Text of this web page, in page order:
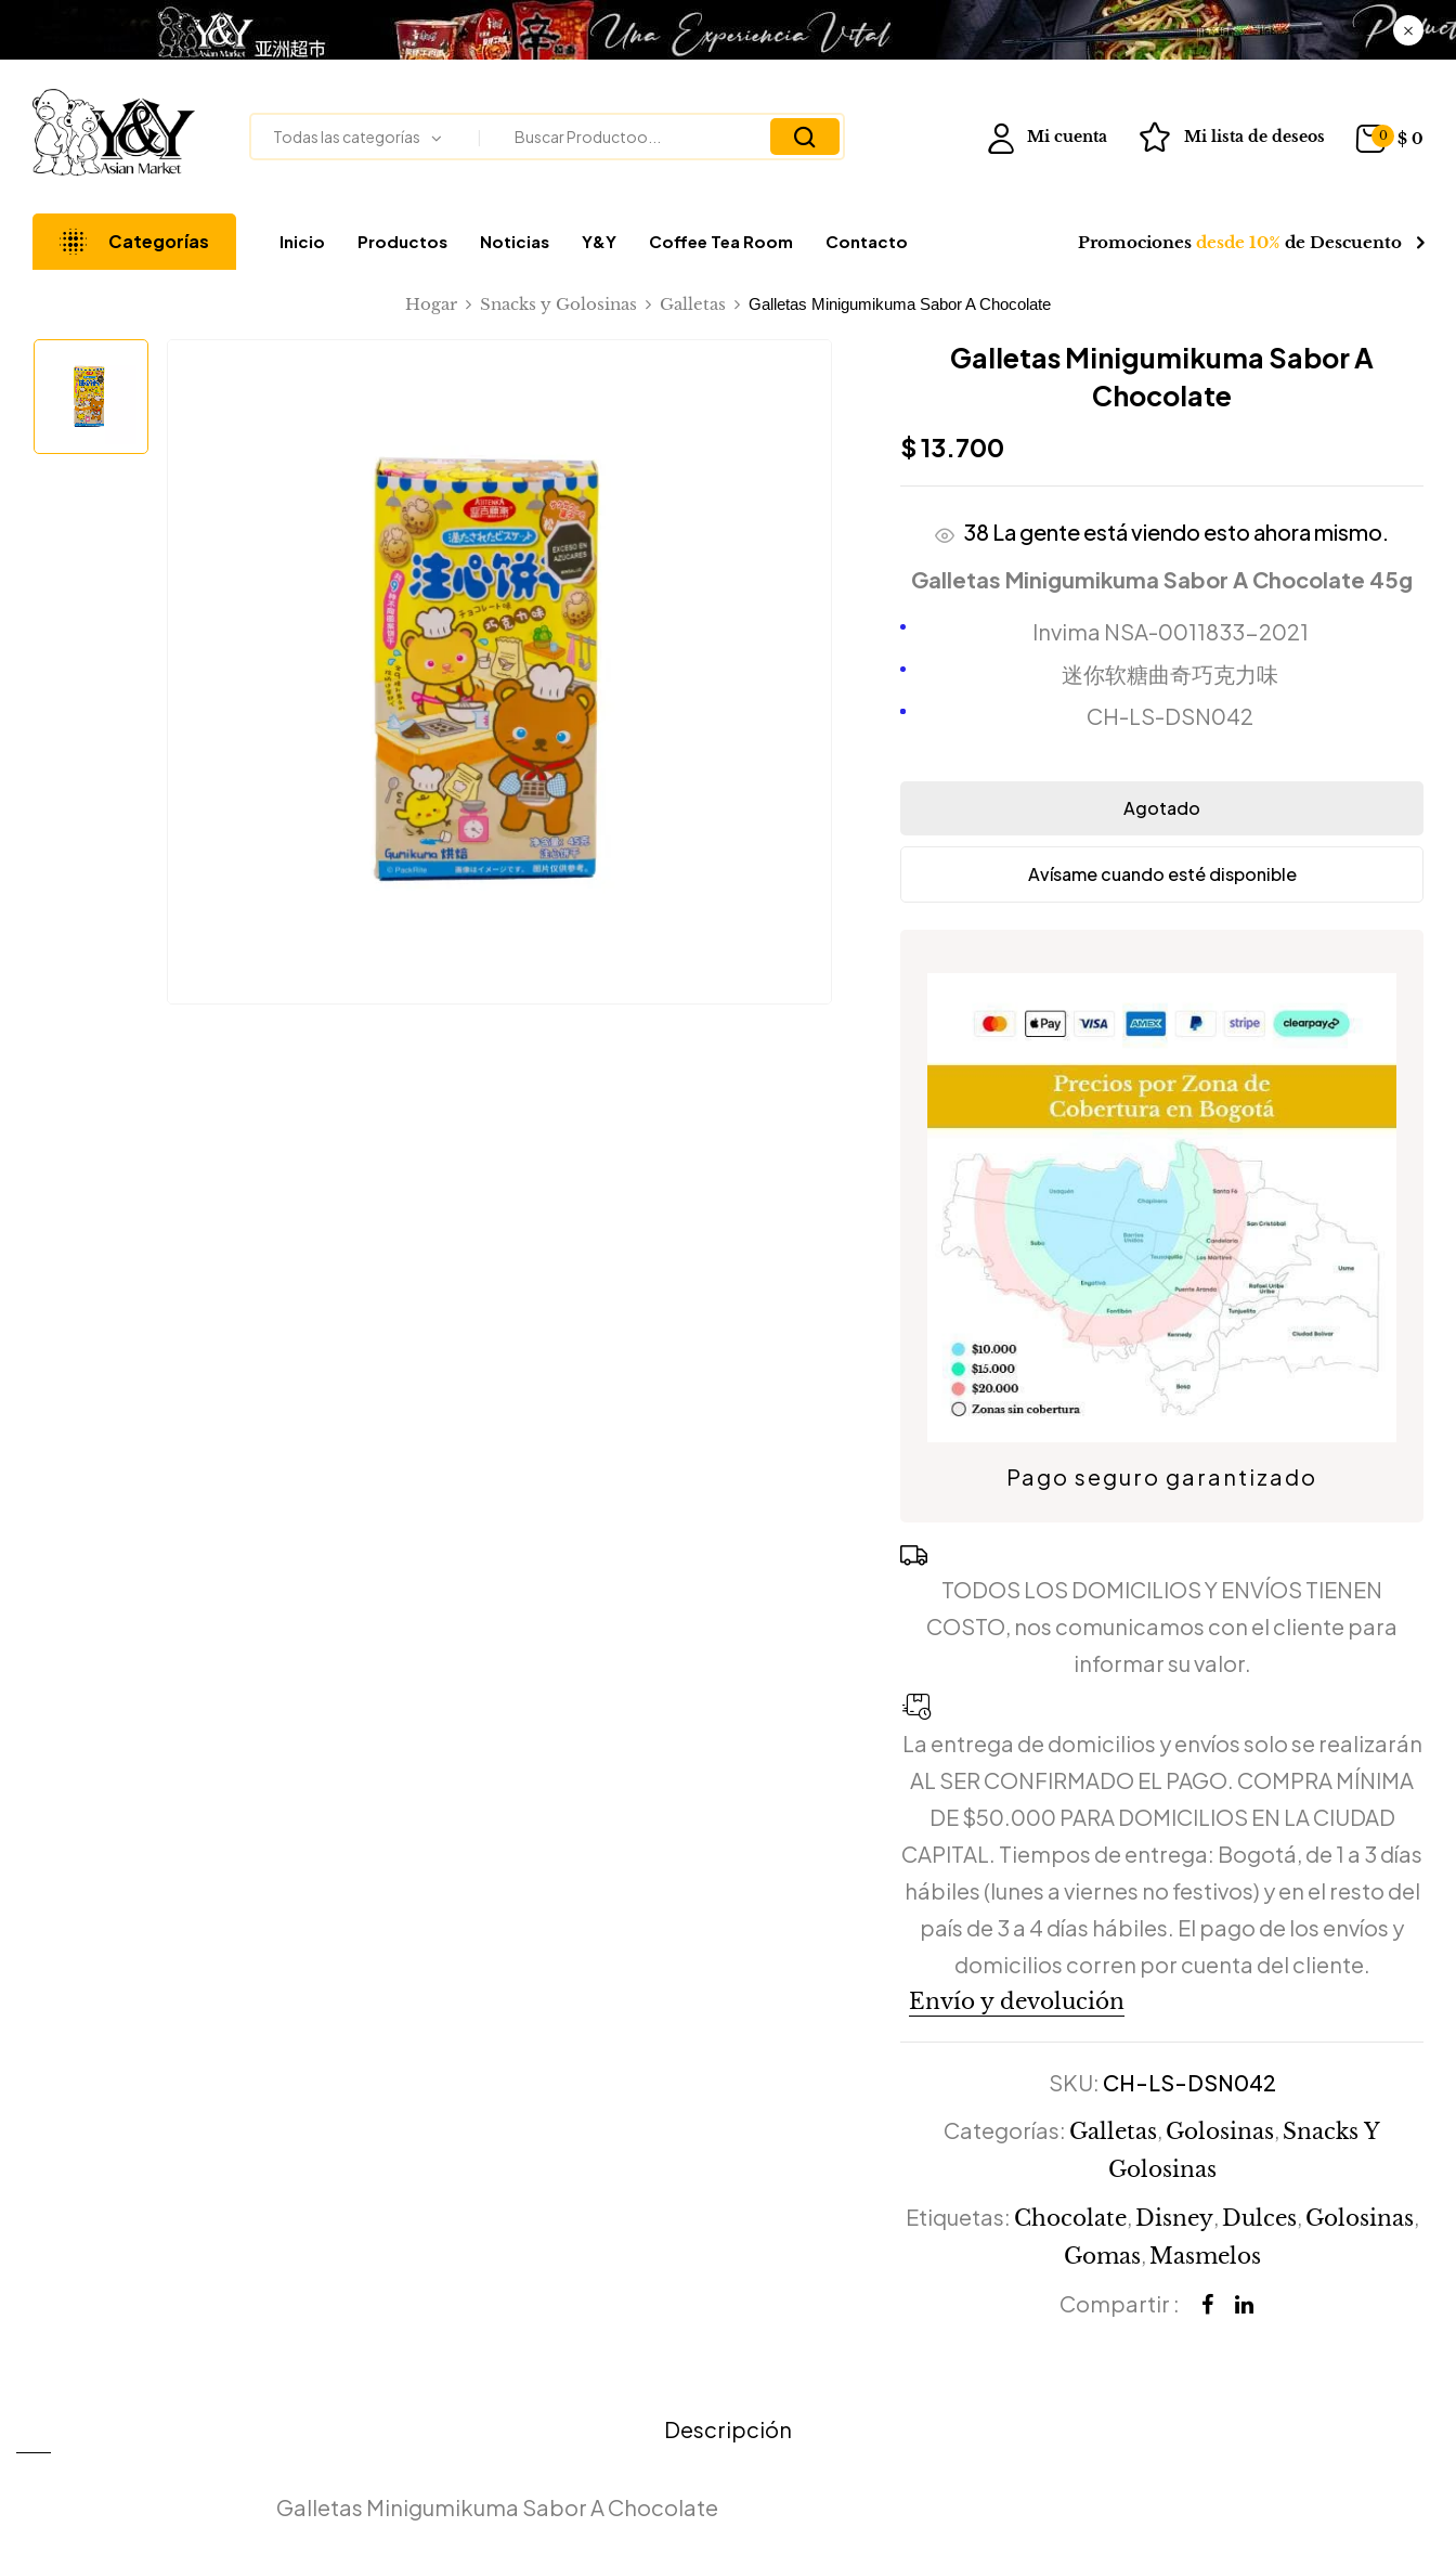
Todas las categorías Mi cuenta Mi lista de deseos 0 $ 0
Categorías Inicio Productos Noticias Y&Y Coffee Tea Room Contacto Promociones desde 10% de Descuento
Hogar Snacks y Golosinas Galletas Galletas Minigumikuma Sabor A Chocolate
Galletas Minigumikuma Sabor A
Chocolate
$13.700
38 La gente está viendo esto ahora mismo.
Galletas Minigumikuma Sabor A Chocolate 45g
Invima NSA-0011833-2021
迷你软糖曲奇巧克力味
CH-LS-DSN042
Agotado
Avísame cuando esté disponible
Pago seguro garantizado
TODOS LOS DOMICILIOS Y ENVÍOS TIENEN
COSTO, nos comunicamos con el cliente para
informar su valor.
La entrega de domicilios y envíos solo se realizarán
AL SER CONFIRMADO EL PAGO. COMPRA MÍNIMA
DE $50.000 PARA DOMICILIOS EN LA CIUDAD
CAPITAL. Tiempos de entrega: Bogotá, de 1 a 3 días
hábiles (lunes a viernes no festivos) y en el resto del
país de 3 a 4 días hábiles. El pago de los envíos y
domicilios corren por cuenta del cliente.
Envío y devolución
SKU: CH-LS-DSN042
Categorías: Galletas Golosinas Snacks Y
Golosinas
Etiquetas: Chocolate, Disney, Dulces Golosinas
Gomas Masmelos
Compartir :
Descripción
Galletas Minigumikuma Sabor A Chocolate